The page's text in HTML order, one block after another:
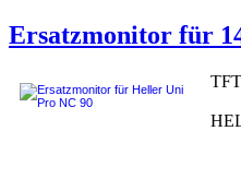
Ersatzmonitor für